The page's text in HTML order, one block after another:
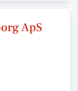
ApS